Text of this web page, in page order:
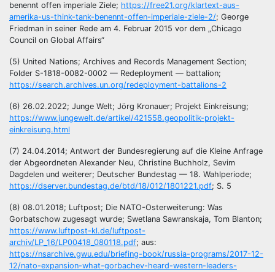
benennt offen imperiale Ziele; https://free21.org/klartext-aus-
amerika-us-think-tank-benennt-offen-imperiale-ziele-2/; George
Friedman in seiner Rede am 4. Februar 2015 vor dem „Chicago
Council on Global Affairs“
(5) United Nations; Archives and Records Management Section;
Folder S-1818-0082-0002 — Redeployment — battalion;
https://search.archives.un.org/redeployment-battalions-2
(6) 26.02.2022; Junge Welt; Jörg Kronauer; Projekt Einkreisung;
https://www.jungewelt.de/artikel/421558.geopolitik-projekt-
einkreisung.html
(7) 24.04.2014; Antwort der Bundesregierung auf die Kleine Anfrage
der Abgeordneten Alexander Neu, Christine Buchholz, Sevim
Dagdelen und weiterer; Deutscher Bundestag — 18. Wahlperiode;
https://dserver.bundestag.de/btd/18/012/1801221.pdf; S. 5
(8) 08.01.2018; Luftpost; Die NATO-Osterweiterung: Was
Gorbatschow zugesagt wurde; Swetlana Sawranskaja, Tom Blanton;
https://www.luftpost-kl.de/luftpost-
archiv/LP_16/LP00418_080118.pdf; aus:
https://nsarchive.gwu.edu/briefing-book/russia-programs/2017-12-
12/nato-expansion-what-gorbachev-heard-western-leaders-